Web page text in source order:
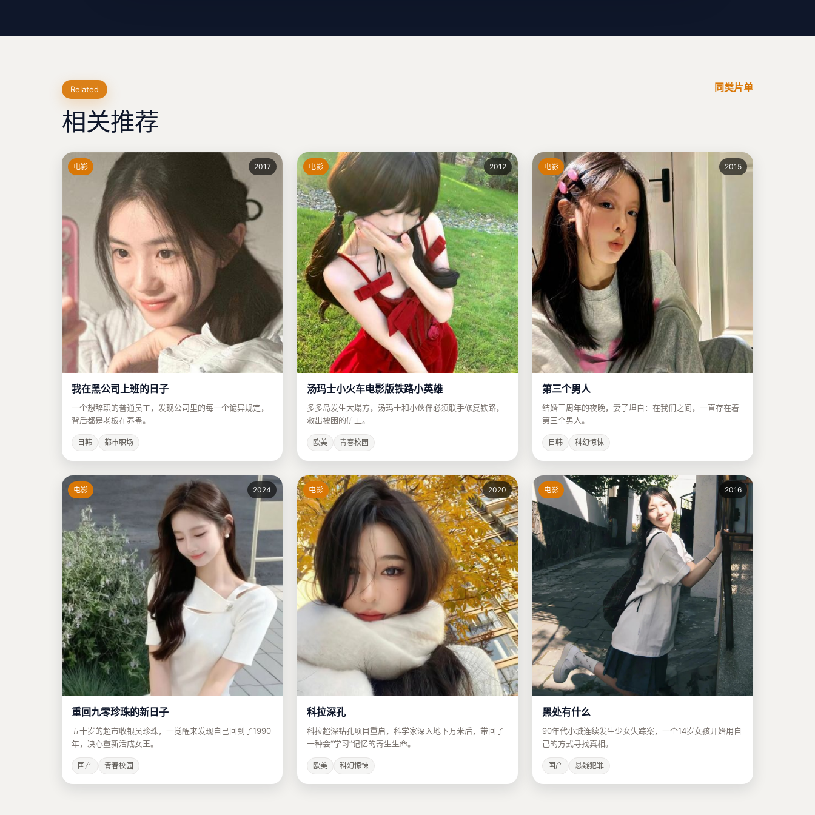
Related
相关推荐
同类片单
电影 2017
我在黑公司上班的日子
一个想辞职的普通员工，发现公司里的每一个诡异规定，
背后都是老板在养蛊。
日韩 都市职场
电影 2012
汤玛士小火车电影版铁路小英雄
多多岛发生大塌方，汤玛士和小伙伴必须联手修复铁路，
救出被困的矿工。
欧美 青春校园
电影 2015
第三个男人
结婚三周年的夜晚，妻子坦白：在我们之间，一直存在着
第三个男人。
日韩 科幻惊悚
电影 2024
重回九零珍珠的新日子
五十岁的超市收银员珍珠，一觉醒来发现自己回到了1990
年，决心重新活成女王。
国产 青春校园
电影 2020
科拉深孔
科拉超深钻孔项目重启，科学家深入地下万米后，带回了
一种会“学习”记忆的寄生生命。
欧美 科幻惊悚
电影 2016
黑处有什么
90年代小城连续发生少女失踪案，一个14岁女孩开始用自
己的方式寻找真相。
国产 悬疑犯罪